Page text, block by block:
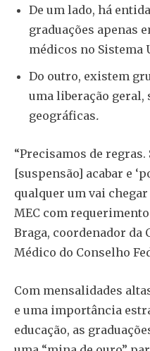
De um lado, há
graduações apenas
médicos no Sistema
Do outro, existem
uma liberação geral,
geográficas.
“Precisamos de
[suspensão] acabar e
qualquer um vai
MEC com
Braga, coordenador da
Médico do Conselho
Com mensalidades
e uma importância
educação, as